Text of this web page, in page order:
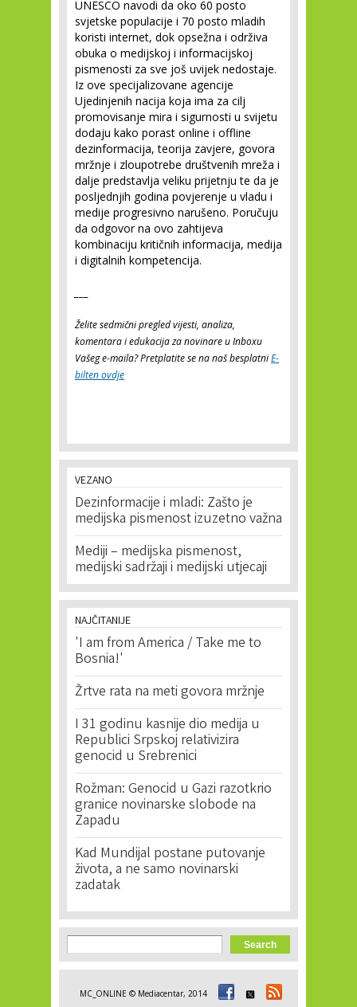
UNESCO navodi da oko 60 posto
svjetske populacije i 70 posto mladih
koristi internet, dok opsežna i održiva
obuka o medijskoj i informacijskoj
pismenosti za sve još uvijek nedostaje.
Iz ove specijalizovane agencije
Ujedinjenih nacija koja ima za cilj
promovisanje mira i sigurnosti u svijetu
dodaju kako porast online i offline
dezinformacija, teorija zavjere, govora
mržnje i zloupotrebe društvenih mreža i
dalje predstavlja veliku prijetnju te da je
posljednjih godina povjerenje u vladu i
medije progresivno narušeno. Poručuju
da odgovor na ovo zahtijeva
kombinaciju kritičnih informacija, medija
i digitalnih kompetencija.
Želite sedmični pregled vijesti, analiza,
komentara i edukacija za novinare u Inboxu
Vašeg e-maila? Pretplatite se na naš besplatniE-
bilten ovdje
VEZANO
Dezinformacije i mladi: Zašto je
medijska pismenost izuzetno važna
Mediji – medijska pismenost,
medijski sadržaji i medijski utjecaji
NAJČITANIJE
'I am from America / Take me to
Bosnia!'
Žrtve rata na meti govora mržnje
I 31 godinu kasnije dio medija u
Republici Srpskoj relativizira
genocid u Srebrenici
Rožman: Genocid u Gazi razotkrio
granice novinarske slobode na
Zapadu
Kad Mundijal postane putovanje
života, a ne samo novinarski
zadatak
Search form
Search
MC_ONLINE © Mediacentar, 2014